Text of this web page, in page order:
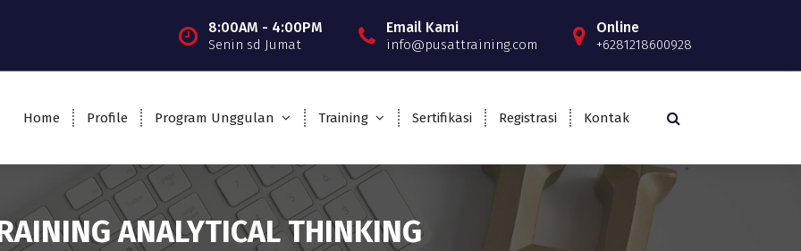
8:00AM - 4:00PM
Senin sd Jumat
Email Kami
info@pusattraining.com
Online
+6281218600928
Home Profile Program Unggulan Training Sertifikasi Registrasi Kontak
ANALYTICAL THINKING